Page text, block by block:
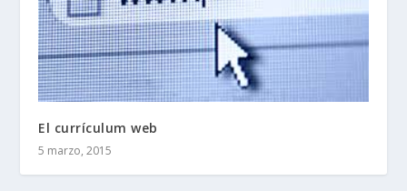
El currículum web
5 marzo, 2015